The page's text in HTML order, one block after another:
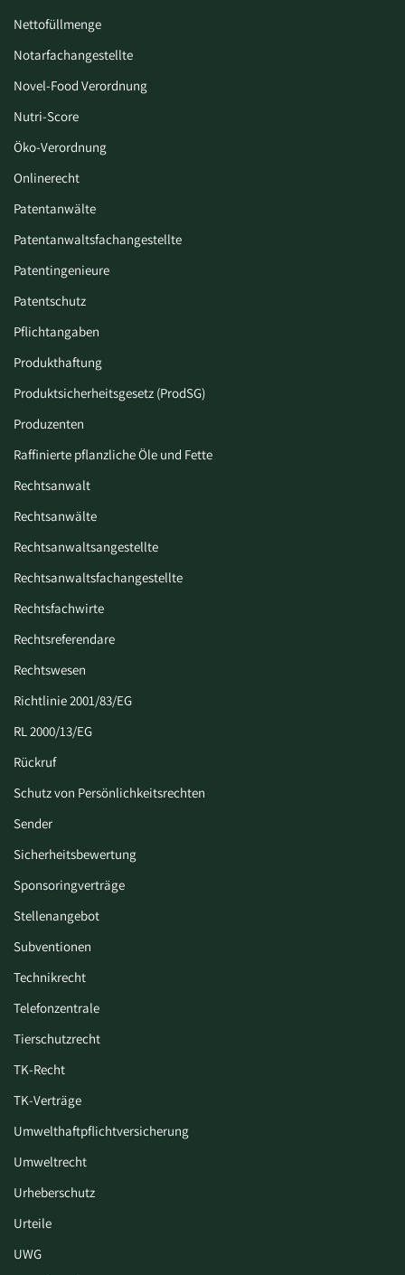
Nettofüllmenge
Notarfachangestellte
Novel-Food Verordnung
Nutri-Score
Öko-Verordnung
Onlinerecht
Patentanwälte
Patentanwaltsfachangestellte
Patentingenieure
Patentschutz
Pflichtangaben
Produkthaftung
Produktsicherheitsgesetz (ProdSG)
Produzenten
Raffinierte pflanzliche Öle und Fette
Rechtsanwalt
Rechtsanwälte
Rechtsanwaltsangestellte
Rechtsanwaltsfachangestellte
Rechtsfachwirte
Rechtsreferendare
Rechtswesen
Richtlinie 2001/83/EG
RL 2000/13/EG
Rückruf
Schutz von Persönlichkeitsrechten
Sender
Sicherheitsbewertung
Sponsoringverträge
Stellenangebot
Subventionen
Technikrecht
Telefonzentrale
Tierschutzrecht
TK-Recht
TK-Verträge
Umwelthaftpflichtversicherung
Umweltrecht
Urheberschutz
Urteile
UWG